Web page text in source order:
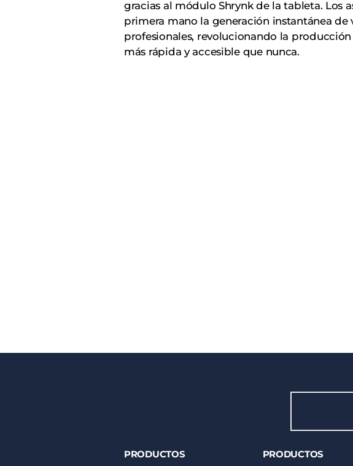
gracias al módulo Shrynk de la tableta. Los
primera mano la generación instantánea
profesionales, revolucionando la
más rápida y accesible que nunca.
PRODUCTOS
PRODUCTOS